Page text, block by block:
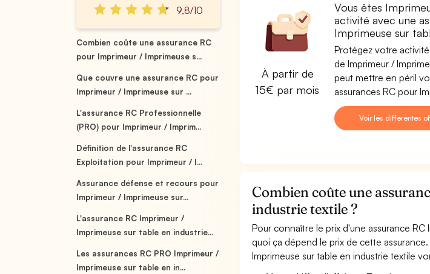
9,8/10
Combien coûte une assurance RC
pour Imprimeur / Imprimeuse s...
Que couvre une assurance RC pour
Imprimeur / Imprimeuse sur ...
L'assurance RC Professionnelle
(PRO) pour Imprimeur / Imprim...
Définition de l'assurance RC
Exploitation pour Imprimeur / I...
Assurance défense et recours pour
Imprimeur / Imprimeuse sur...
L'assurance RC Imprimeur /
Imprimeuse sur table en industrie...
Les assurances RC PRO Imprimeur /
Imprimeuse sur table en in...
À partir de
15€ par mois
Vous êtes
activité avec une
Imprimeuse sur
Protégez votre
de Imprimeur /
peut mettre en péril
assurances RC pour
Voir les différentes
Combien coûte une
industrie textile ?
Pour connaître le prix d'une assurance
quoi ça dépend le prix de cette
Imprimeuse sur table en industrie textile